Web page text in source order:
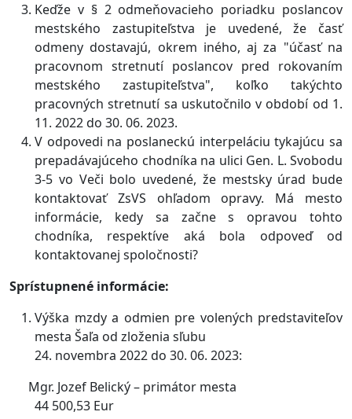
Keďže v § 2 odmeňovacieho poriadku poslancov
mestského zastupiteľstva je uvedené, že časť
odmeny dostavajú, okrem iného, aj za "účasť na
pracovnom stretnutí poslancov pred rokovaním
mestského zastupiteľstva", koľko takýchto
pracovných stretnutí sa uskutočnilo v období od 1.
11. 2022 do 30. 06. 2023.
V odpovedi na poslaneckú interpeláciu tykajúcu sa
prepadávajúceho chodníka na ulici Gen. L. Svobodu
3-5 vo Veči bolo uvedené, že mestsky úrad bude
kontaktovať ZsVS ohľadom opravy. Má mesto
informácie, kedy sa začne s opravou tohto
chodníka, respektíve aká bola odpoveď od
kontaktovanej spoločnosti?
Sprístupnené informácie:
Výška mzdy a odmien pre volených predstaviteľov
mesta Šaľa od zloženia sľubu
24. novembra 2022 do 30. 06. 2023:
Mgr. Jozef Belický – primátor mesta
44 500,53 Eur